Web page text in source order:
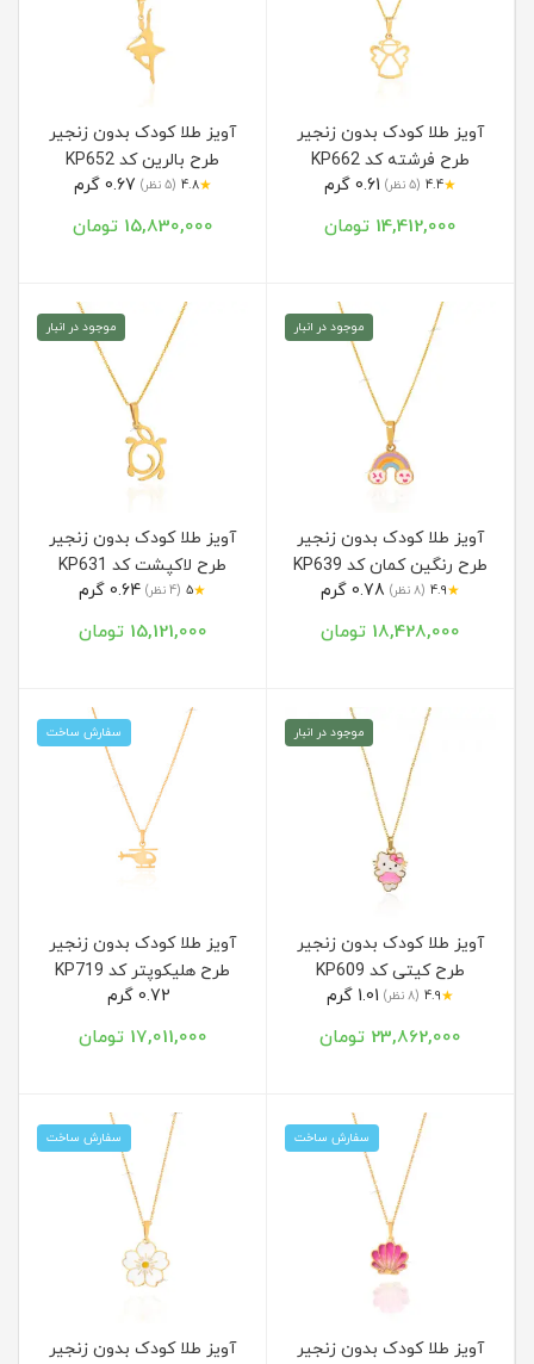
آویز طلا کودک بدون زنجیر
طرح فرشته کد KP662
★
4.4 (5 نظر)
14,412,000 تومان
آویز طلا کودک بدون زنجیر
طرح بالرین کد KP652
★
4.8 (5 نظر)
15,830,000 تومان
موجود در انبار
آویز طلا کودک بدون زنجیر
طرح رنگین کمان کد KP639
★
4.9 (8 نظر)
18,428,000 تومان
موجود در انبار
آویز طلا کودک بدون زنجیر
طرح لاکپشت کد KP631
★
5 (4 نظر)
15,121,000 تومان
موجود در انبار
آویز طلا کودک بدون زنجیر
طرح کیتی کد KP609
★
4.9 (8 نظر)
23,862,000 تومان
سفارش ساخت
آویز طلا کودک بدون زنجیر
طرح هلیکوپتر کد KP719
17,011,000 تومان
سفارش ساخت
آویز طلا کودک بدون زنجیر
سفارش ساخت
آویز طلا کودک بدون زنجیر